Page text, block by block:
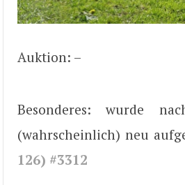
Auktion: –
Besonderes: wurde
(wahrscheinlich) neu
126) #3312